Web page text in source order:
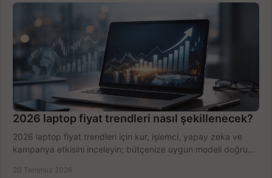
2026 laptop fiyat trendleri nasıl şekillenecek?
2026 laptop fiyat trendleri için kur, işlemci, yapay zeka ve
kampanya etkisini inceleyin; bütçenize uygun modeli doğru
20 Temmuz 2026